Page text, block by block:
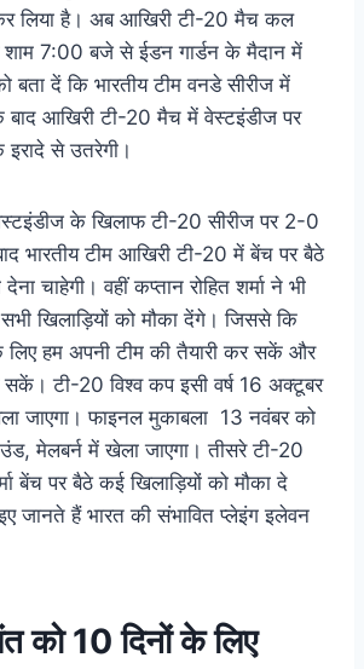
लिया है। अब आखिरी टी-20 मैच कल
शाम 7:00 बजे से ईडन गार्डन के मैदान में
बता दें कि भारतीय टीम वनडे सीरीज में
बाद आखिरी टी-20 मैच में वेस्टइंडीज पर
से उतरेगी।
के खिलाफ टी-20 सीरीज पर 2-0
भारतीय टीम आखिरी टी-20 में बेंच पर बैठे
चाहेगी। वहीं कप्तान रोहित शर्मा ने भी
खिलाड़ियों को मौका देंगे। जिससे कि
हम अपनी टीम की तैयारी कर सकें और
सकें। टी-20 विश्व कप इसी वर्ष 16 अक्टूबर
जाएगा। फाइनल मुकाबला 13 नवंबर को
मेलबर्न में खेला जाएगा। तीसरे टी-20
बेंच पर बैठे कई खिलाड़ियों को मौका दे
हैं भारत की संभावित प्लेइंग इलेवन
को 10 दिनों के लिए